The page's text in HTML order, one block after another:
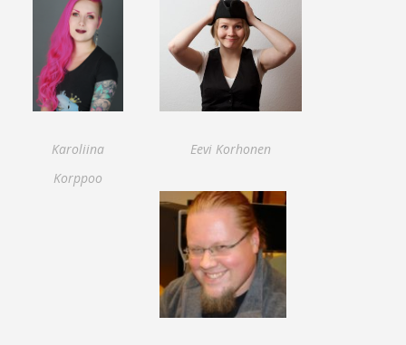
Karoliina
Korppoo
Eevi Korhonen